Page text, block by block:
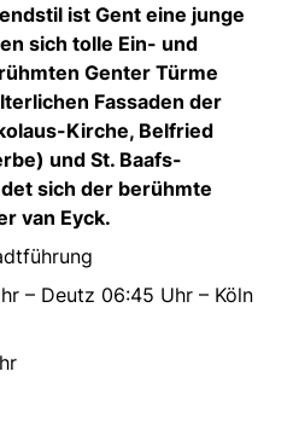
ist Gent eine junge
sich tolle Ein- und
Genter Türme
Fassaden der
Kirche, Belfried
und St. Baafs-
sich der berühmte
van Eyck.
– Deutz 06:45 Uhr – Köln